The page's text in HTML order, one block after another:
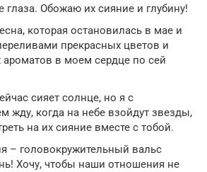
глаза. Обожаю их сияние и глубину!
которая остановилась в мае и
прекрасных цветов и
в моем сердце по сей
сияет солнце, но я с
жду, когда на небе взойдут звезды,
на их сияние вместе с тобой.
– головокружительный вальс
Хочу, чтобы наши отношения не